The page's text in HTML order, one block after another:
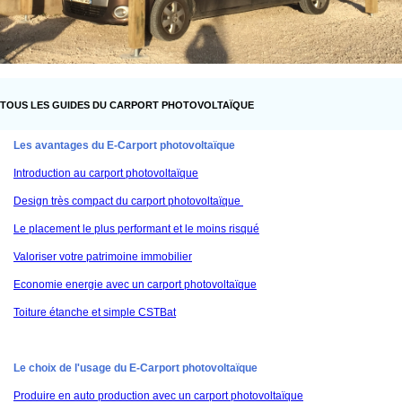
TOUS LES GUIDES DU CARPORT PHOTOVOLTAÏQUE
Les avantages du E-Carport photovoltaïque
Introduction au carport photovoltaïque
Design très compact du carport photovoltaïque
Le placement le plus performant et le moins risqué
Valoriser votre patrimoine immobilier
Economie energie avec un carport photovoltaïque
Toiture étanche et simple CSTBat
Le choix de l'usage du E-Carport photovoltaïque
Produire en auto production avec un carport photovoltaïque